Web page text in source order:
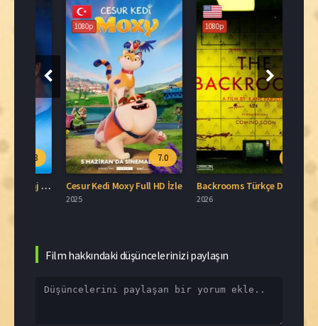
7.0
Cesur Kedi Moxy Full HD İzle
1080p
7.1
Backrooms Türkçe Dublaj İzle
Film hakkındaki düşüncelerinizi paylaşın